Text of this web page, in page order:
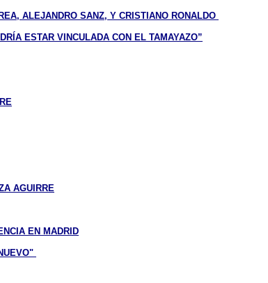
ALEJANDRO SANZ, Y CRISTIANO RONALDO
ESTAR VINCULADA CON EL TAMAYAZO”
AGUIRRE
EN MADRID